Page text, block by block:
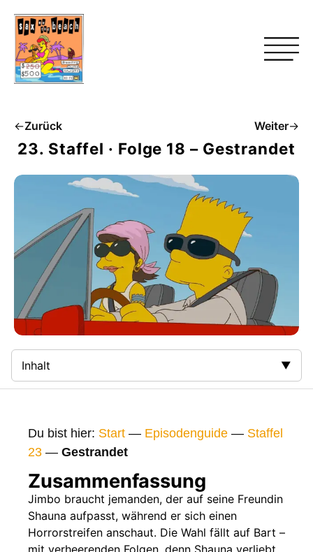
←Zurück Weiter→
23. Staffel · Folge 18 – Gestrandet
Inhalt
Zusammenfassung
Gags
Gaststars
Fakten
Sendetermine
Nächste / Vorherige Folge
Du bist hier: Start — Episodenguide — Staffel
23 — Gestrandet
Zusammenfassung
Jimbo braucht jemanden, der auf seine Freundin
Shauna aufpasst, während er sich einen
Horrorstreifen anschaut. Die Wahl fällt auf Bart –
mit verheerenden Folgen, denn Shauna verliebt